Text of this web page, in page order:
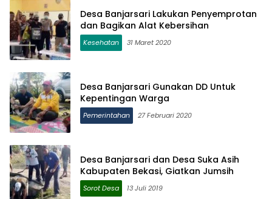
Desa Banjarsari Lakukan Penyemprotan
dan Bagikan Alat Kebersihan
Kesehatan 31 Maret 2020
Desa Banjarsari Gunakan DD Untuk
Kepentingan Warga
Pemerintahan 27 Februari 2020
Desa Banjarsari dan Desa Suka Asih
Kabupaten Bekasi, Giatkan Jumsih
Sorot Desa 13 Juli 2019